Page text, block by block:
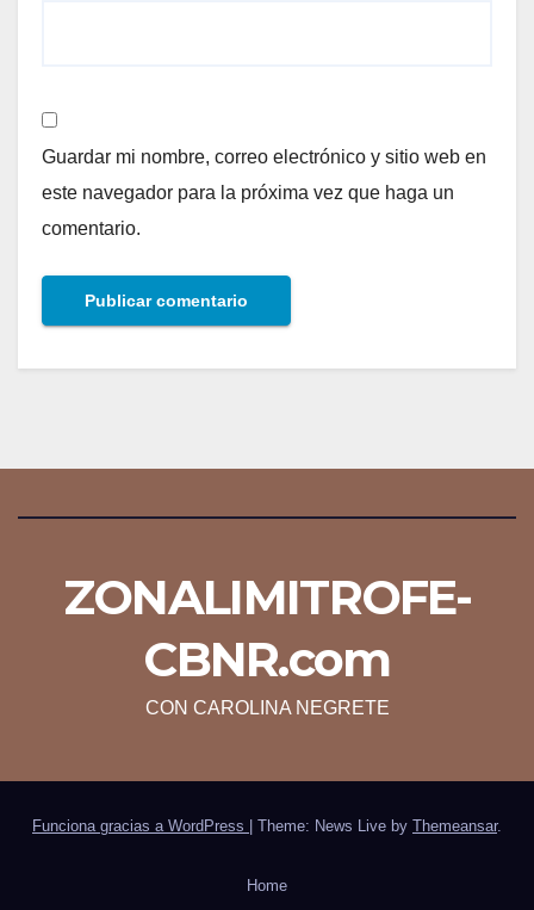
Guardar mi nombre, correo electrónico y sitio web en
este navegador para la próxima vez que haga un
comentario.
ZONALIMITROFE-
CBNR.com
CON CAROLINA NEGRETE
Funciona gracias a WordPress Theme: News Live by Themeansar.
Home